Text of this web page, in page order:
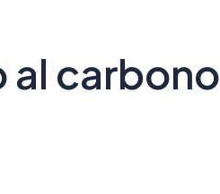
al carbono